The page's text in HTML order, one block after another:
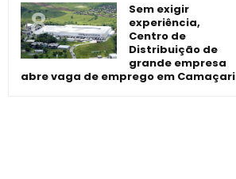
Sem exigir
experiência,
Centro de
Distribuição de
grande empresa
abre vaga de emprego em Camaçari